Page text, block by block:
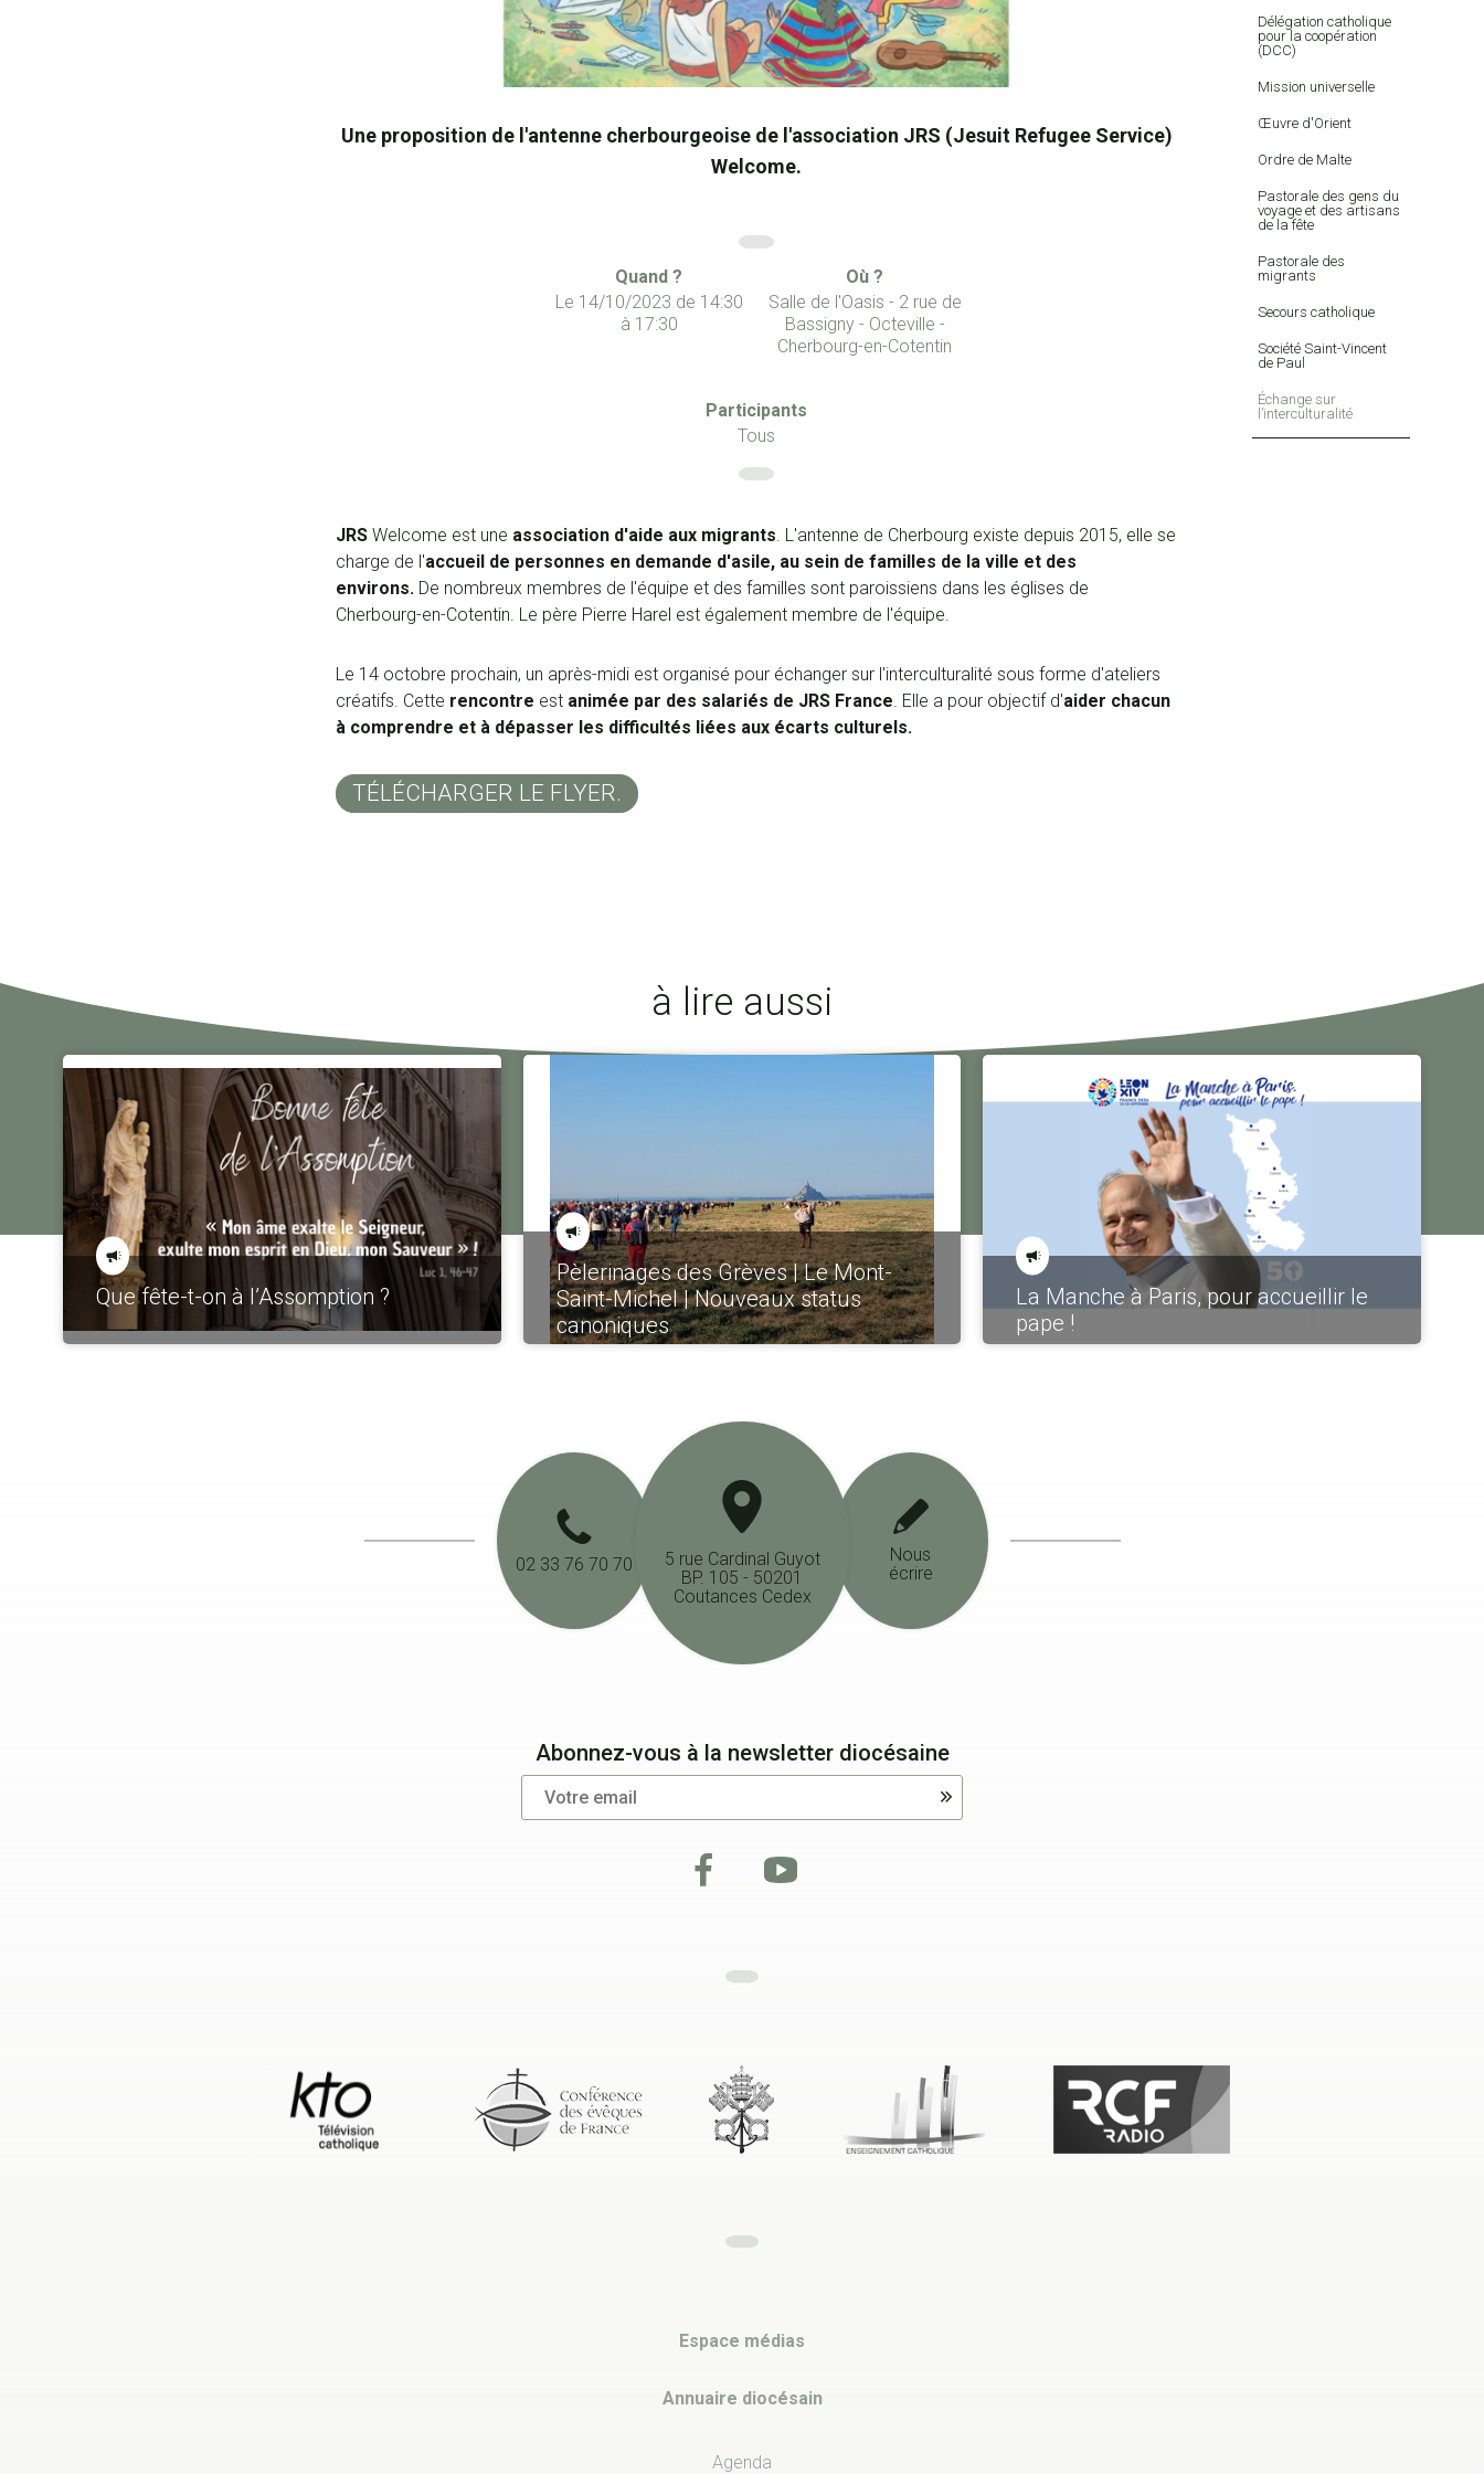
Délégation catholique
pour la coopération
(DCC)
Mission universelle
Œuvre d'Orient
Ordre de Malte
Pastorale des gens du
voyage et des artisans
de la fête
Pastorale des
migrants
Secours catholique
Société Saint-Vincent
de Paul
Échange sur
l’interculturalité
Une proposition de l'antenne cherbourgeoise de l'association JRS (Jesuit Refugee Service)
Welcome.
Quand ?
Le 14/10/2023 de 14:30
à 17:30
Où ?
Salle de l'Oasis - 2 rue de
Bassigny - Octeville -
Cherbourg-en-Cotentin
Participants
Tous
JRSWelcome est une association d'aide aux migrants. L'antenne de Cherbourg existe depuis 2015, elle se
charge de l'accueil de personnes en demande d'asile, au sein de familles de la ville et des
environs. De nombreux membres de l'équipe et des familles sont paroissiens dans les églises de
Cherbourg-en-Cotentin. Le père Pierre Harel est également membre de l'équipe.
Le 14 octobre prochain, un après-midi est organisé pour échanger sur l'interculturalité sous forme d'ateliers
créatifs. Cette rencontre est animée par des salariés de JRS France. Elle a pour objectif d'aider chacun
à comprendre et à dépasser les difficultés liées aux écarts culturels.
TÉLÉCHARGER LE FLYER.
à lire aussi
Que fête-t-on à l’Assomption ?
Pèlerinages des Grèves | Le Mont-
Saint-Michel | Nouveaux status
canoniques
La Manche à Paris, pour accueillir le
pape !
02 33 76 70 70
Nous
écrire
5 rue Cardinal Guyot
BP. 105 - 50201
Coutances Cedex
Abonnez-vous à la newsletter diocésaine
Espace médias
Annuaire diocésain
Agenda